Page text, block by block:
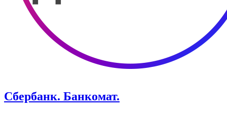
Сбербанк. Банкомат.